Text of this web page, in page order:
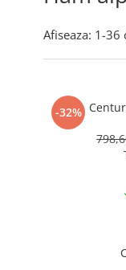
Afiseaza: 1-36
-32%